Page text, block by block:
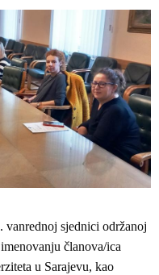
vanrednoj sjednici održanoj
članova/ica
u Sarajevu, kao